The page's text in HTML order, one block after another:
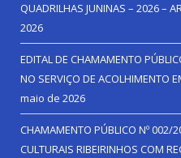
QUADRILHAS JUNINAS – 2026 –
2026
EDITAL DE CHAMAMENTO
NO SERVIÇO DE ACOLHIMENTO
maio de 2026
CHAMAMENTO PÚBLICO Nº 002/
CULTURAIS RIBEIRINHOS COM